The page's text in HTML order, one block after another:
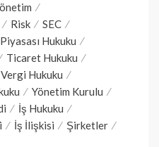
Risk
SEC
Hukuku
Ticaret Hukuku
Vergi Hukuku
Yönetim Kurulu
İş Hukuku
İş İlişkisi
Şirketler